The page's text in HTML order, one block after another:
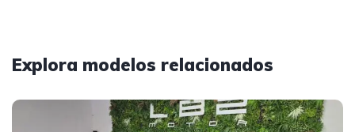
Explora modelos relacionados